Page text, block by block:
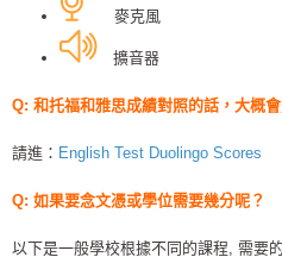
麥克風
擴音器
Q: 和托福和雅思成績對照的話，大概
請進： English Test Duolingo Scores
Q: 如果要念文憑或學位需要幾分呢？
以下是一般學校根據不同的課程, 需要